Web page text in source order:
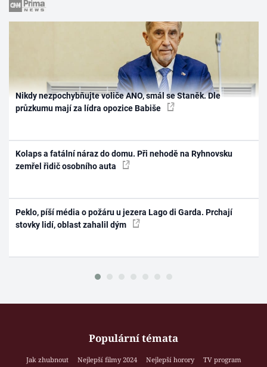
Nikdy nezpochybňujte voliče ANO, smál se Staněk. Dle
průzkumu mají za lídra opozice Babiše
Kolaps a fatální náraz do domu. Při nehodě na Ryhnovsku
zemřel řidič osobního auta
Peklo, píší média o požáru u jezera Lago di Garda. Prchají
stovky lidí, oblast zahalil dým
Populární témata
Jak zhubnout Nejlepší filmy 2024 Nejlepší horory
TV program